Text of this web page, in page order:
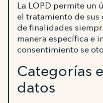
La LOPD permite un
el tratamiento de
de finalidades
manera específica e
consentimiento se
Categorías
datos